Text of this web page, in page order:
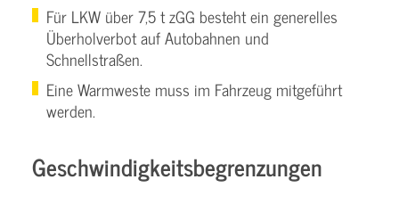
Für LKW über 7,5 t zGG besteht ein generelles
Überholverbot auf Autobahnen und
Schnellstraßen.
Eine Warmweste muss im Fahrzeug mitgeführt
werden.
Geschwindigkeitsbegrenzungen